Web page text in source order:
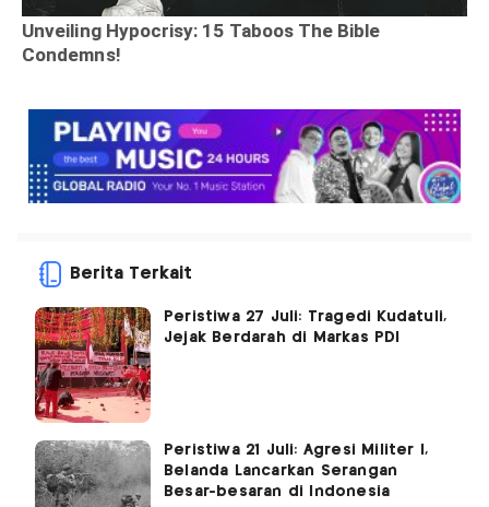
Berita Terkait
Peristiwa 27 Juli: Tragedi Kudatuli,
Jejak Berdarah di Markas PDI
Peristiwa 21 Juli: Agresi Militer I,
Belanda Lancarkan Serangan
Besar-besaran di Indonesia